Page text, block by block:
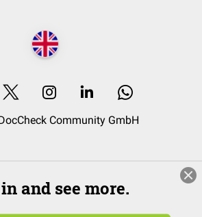
Community GmbH
and see more.